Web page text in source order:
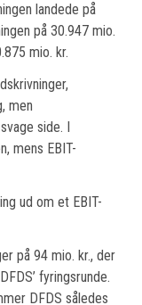
landede på
på 30.947 mio.
mio. kr.
men
side. I
mens EBIT-
ud om et EBIT-
på 94 mio. kr., der
fyringsrunde.
DFDS således